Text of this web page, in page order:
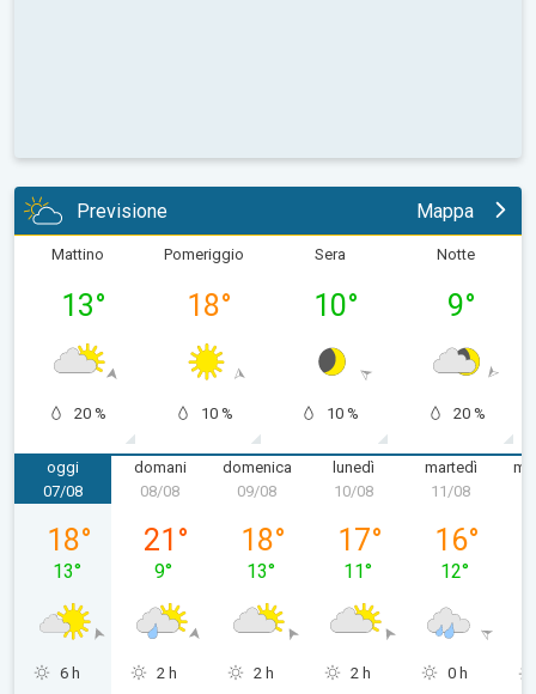
Previsione Mappa
Mattino
13°
20 %
Pomeriggio
18°
10 %
Sera
10°
10 %
Notte
9°
20 %
oggi
venerdì 07/08
07/08
18°
13°
6 h
domani
08/08
21 °
9°
2 h
domenica
domenica 09/08
09/08
18°
13°
2 h
lunedì
10/08
17°
11°
2 h
martedì
11/08
16°
12°
0 h